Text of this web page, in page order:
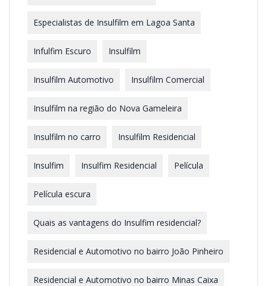
Especialistas de Insulfilm em Lagoa Santa
Infulfim Escuro Insulfilm
Insulfilm Automotivo Insulfilm Comercial
Insulfilm na região do Nova Gameleira
Insulfilm no carro Insulfilm Residencial
Insulfim Insulfim Residencial Película
Película escura
Quais as vantagens do Insulfim residencial?
Residencial e Automotivo no bairro João Pinheiro
Residencial e Automotivo no bairro Minas Caixa